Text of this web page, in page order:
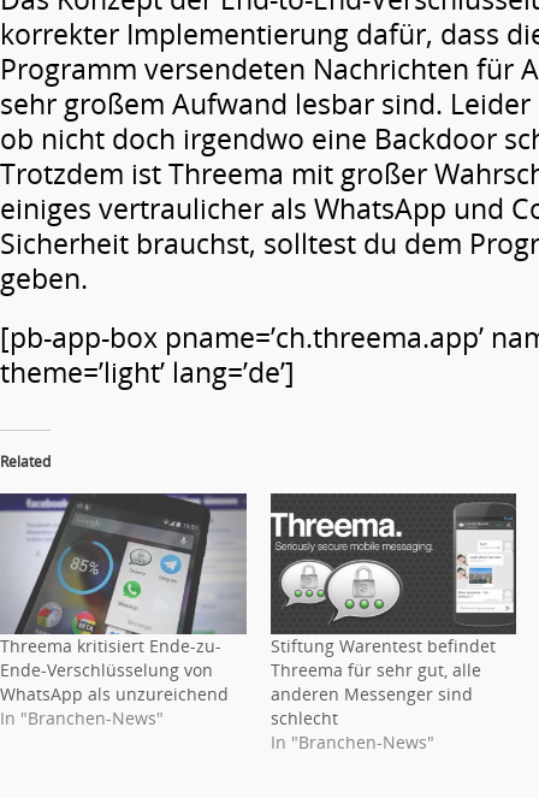
korrekter Implementierung dafür, dass
Programm versendeten Nachrichten für
sehr großem Aufwand lesbar sind.
ob nicht doch irgendwo eine Backdoor
Trotzdem ist Threema mit großer
einiges vertraulicher als WhatsApp und
Sicherheit brauchst, solltest du dem
geben.
[pb-app-box pname=’ch.threema.app’
theme=’light’ lang=’de’]
Related
Threema kritisiert Ende-zu-
Ende-Verschlüsselung von
WhatsApp als unzureichend
In "Branchen-News"
Stiftung Warentest befindet
Threema für sehr gut, alle
anderen Messenger sind
schlecht
In "Branchen-News"